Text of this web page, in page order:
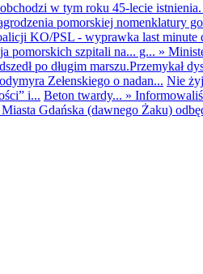
w tym roku 45-lecie
pomorskiej nomenklatury
KO/PSL - wyprawka last minute
pomorskich szpitali na... g... »
po długim marszu.Przemykał
Zełenskiego o nadan... Nie
i... Beton twardy... »
Gdańska (dawnego Żaku)